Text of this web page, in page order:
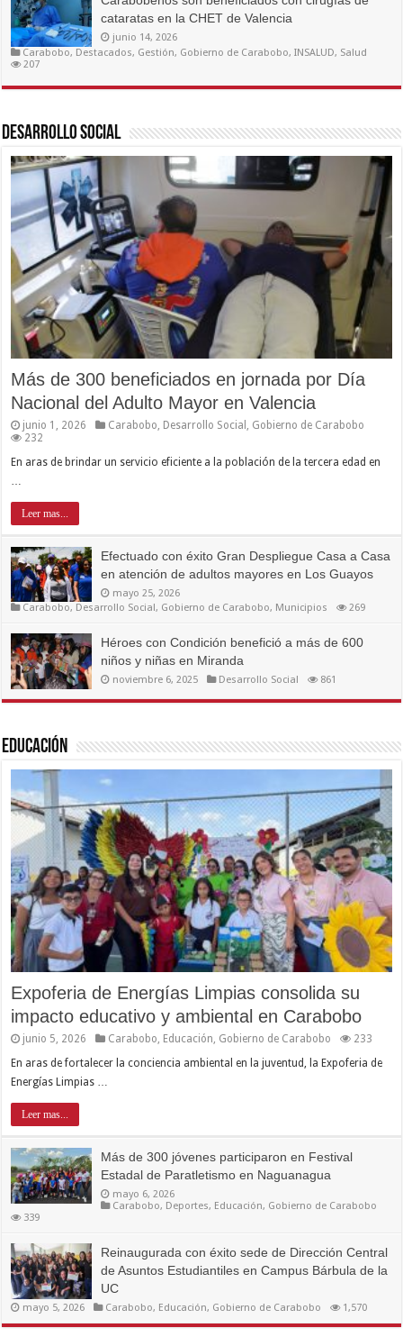
cataratas en la CHET de Valencia
junio 14, 2026
Carabobo, Destacados, Gestión, Gobierno de Carabobo,INSALUD, Salud
207
Desarrollo Social
Más de 300 beneficiados en jornada por Día
Nacional del Adulto Mayor en Valencia
junio 1, 2026 Carabobo, Desarrollo Social , Gobierno de Carabobo
232
En aras de brindar un servicio eficiente a la población de la tercera edad en
…
Leer mas...
Efectuado con éxito Gran Despliegue Casa a Casa
en atención de adultos mayores en Los Guayos
mayo 25, 2026
Carabobo, Desarrollo Social, Gobierno de Carabobo, Municipios 269
Héroes con Condición benefició a más de 600
niños y niñas en Miranda
noviembre 6, 2025 Desarrollo Social 861
Educación
Expoferia de Energías Limpias consolida su
impacto educativo y ambiental en Carabobo
junio 5, 2026 Carabobo, Educación, Gobierno de Carabobo
233
En aras de fortalecer la conciencia ambiental en la juventud, la Expoferia de
Energías Limpias …
Leer mas...
Más de 300 jóvenes participaron en Festival
Estadal de Paratletismo en Naguanagua
mayo 6, 2026
Carabobo, Deportes, Educación, Gobierno de Carabobo
339
Reinaugurada con éxito sede de Dirección Central
de Asuntos Estudiantiles en Campus Bárbula de la
UC
mayo 5, 2026 Carabobo, Educación, Gobierno de Carabobo 1,570